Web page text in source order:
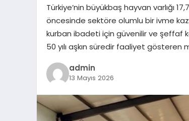
Türkiye’nin büyükbaş hayvan varlığı
öncesinde sektöre olumlu bir ivme
kurban ibadeti için güvenilir ve şeffaf
50 yılı aşkın süredir faaliyet gösteren
admin
13 Mayıs 2026